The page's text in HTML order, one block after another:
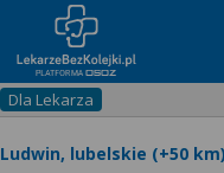
Dla Lekarza